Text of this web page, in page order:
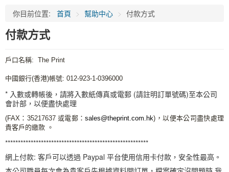
你目前位置: 首頁 > 幫助中心 > 付款方式
付款方式
戶口名稱: The Print
中國銀行(香港)帳號: 012-923-1-0396000
* 入數或轉帳後，請將入數紙傳真或電郵 (請註明訂單號碼)至本公司
會計部，以便盡快處理
(FAX：35217637 或電郵：sales@theprint.com.hk)，以便本公司盡快處理
貴客戶的繳款 。
********************************************************
網上付款: 客戶可以透過 Paypal 平台使用信用卡付款，安全性最高。